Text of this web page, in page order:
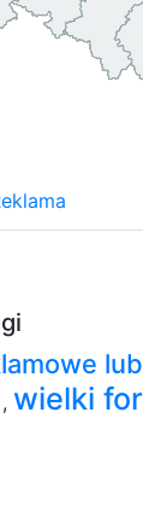
, wielki